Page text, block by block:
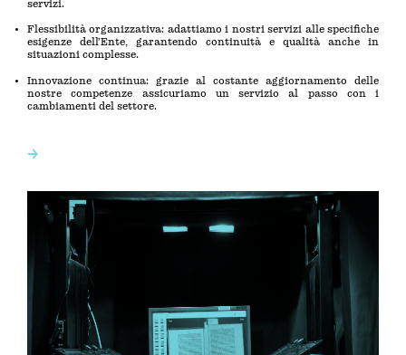
servizi.
Flessibilità organizzativa: adattiamo i nostri servizi alle specifiche
esigenze dell’Ente, garantendo continuità e qualità anche in
situazioni complesse.
Innovazione continua: grazie al costante aggiornamento delle
nostre competenze assicuriamo un servizio al passo con i
cambiamenti del settore.
→